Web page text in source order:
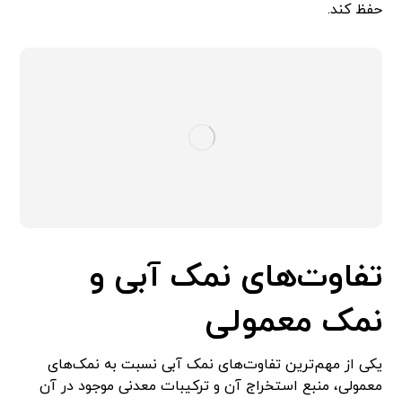
حفظ کند.
تفاوت‌های نمک آبی و
نمک معمولی
یکی از مهم‌ترین تفاوت‌های نمک آبی نسبت به نمک‌های
معمولی، منبع استخراج آن و ترکیبات معدنی موجود در آن